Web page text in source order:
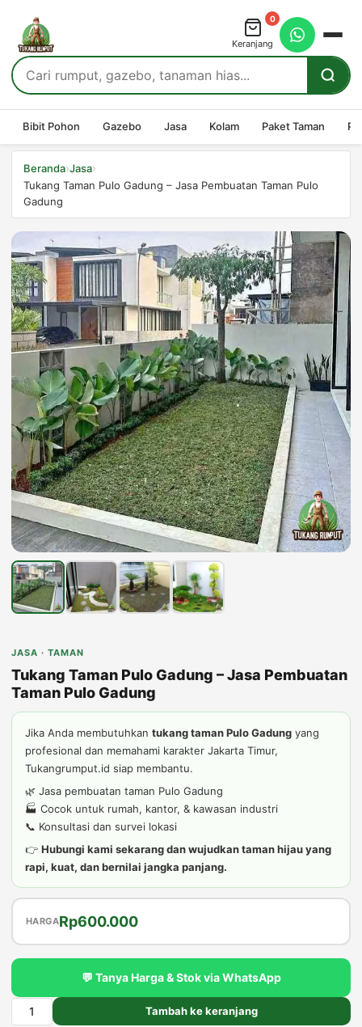
0
Keranjang
Bibit Pohon Gazebo Jasa Kolam Paket Taman
Beranda›Jasa›
Tukang Taman Pulo Gadung – Jasa Pembuatan Taman Pulo
Gadung
JASA · TAMAN
Tukang Taman Pulo Gadung – Jasa Pembuatan
Taman Pulo Gadung
Jika Anda membutuhkan tukang taman Pulo Gadung yang
profesional dan memahami karakter Jakarta Timur,
Tukangrumput.id siap membantu.
🌿 Jasa pembuatan taman Pulo Gadung
🏭 Cocok untuk rumah, kantor, & kawasan industri
📞 Konsultasi dan survei lokasi
👉 Hubungi kami sekarang dan wujudkan taman hijau yang
rapi, kuat, dan bernilai jangka panjang.
HARGAHarga
aslinya
Rp650.000.
Rp600.000Harga
saat
adalah:
Rp600.000.
💬 Tanya Harga & Stok via WhatsApp
Kuantitas
Tambah ke keranjang